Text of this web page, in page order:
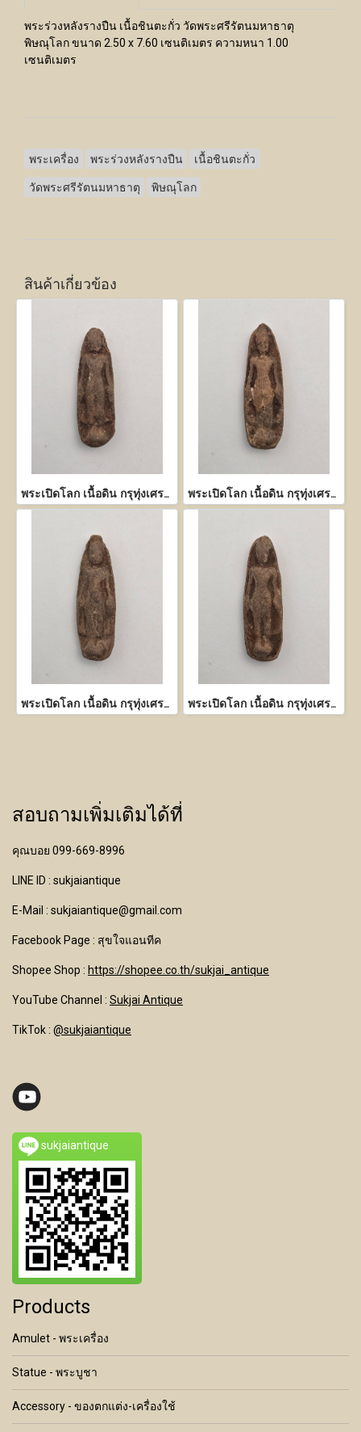
พระร่วงหลังรางปืน เนื้อชินตะกั่ว วัดพระศรีรัตนมหาธาตุ
พิษณุโลก ขนาด 2.50 x 7.60 เซนติเมตร ความหนา 1.00
เซนติเมตร
พระเครื่อง พระร่วงหลังรางปืน เนื้อชินตะกั่ว
วัดพระศรีรัตนมหาธาตุ พิษณุโลก
สินค้าเกี่ยวข้อง
พระเปิดโลก เนื้อดิน กรุทุ่งเศรษฐี กำแพงเพชร พระเปิดโลก เนื้อดิน กรุทุ่งเศรษฐี กำแพงเพชร
พระเปิดโลก เนื้อดิน กรุทุ่งเศรษฐี กำแพงเพชร พระเปิดโลก เนื้อดิน กรุทุ่งเศรษฐี กำแพงเพชร
สอบถามเพิ่มเติมได้ที่
คุณบอย 099-669-8996
LINE ID : sukjaiantique
E-Mail : sukjaiantique@gmail.com
Facebook Page : สุขใจแอนทีค
Shopee Shop : https://shopee.co.th/sukjai_antique
YouTube Channel : Sukjai Antique
TikTok : @sukjaiantique
sukjaiantique
Products
Amulet - พระเครื่อง
Statue - พระบูชา
Accessory - ของตกแต่ง-เครื่องใช้